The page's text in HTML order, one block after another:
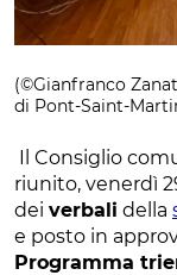
(©Gianfranco
di Pont-Saint-
Il Consiglio
riunito, venerdì
dei verbali della
e posto in
Programma